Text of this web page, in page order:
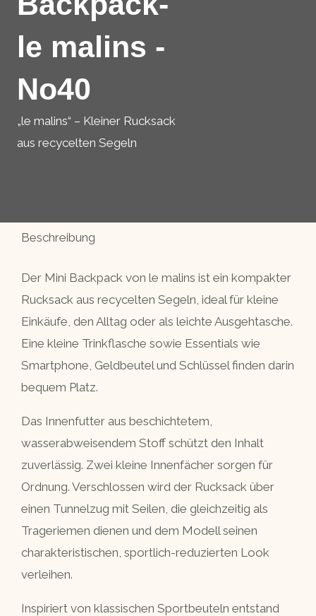
le malins -
No40
„le malins“ – Kleiner Rucksack
aus recycelten Segeln
Beschreibung
Der Mini Backpack von le malins ist ein kompakter
Rucksack aus recycelten Segeln, ideal für kleine
Einkäufe, den Alltag oder als leichte Ausgehtasche.
Eine kleine Trinkflasche sowie Essentials wie
Smartphone, Geldbeutel und Schlüssel finden darin
bequem Platz.
Das Innenfutter aus beschichtetem,
wasserabweisendem Stoff schützt den Inhalt
zuverlässig. Zwei kleine Innenfächer sorgen für
Ordnung. Verschlossen wird der Rucksack über
einen Tunnelzug mit Seilen, die gleichzeitig als
Trageriemen dienen und dem Modell seinen
charakteristischen, sportlich-reduzierten Look
verleihen.
Inspiriert von klassischen Sportbeuteln entstand